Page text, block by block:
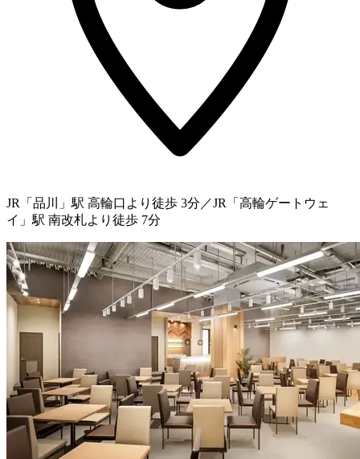
JR「品川」駅 高輪口より徒歩 3分／JR「高輪ゲートウェ
イ」駅 南改札より徒歩 7分